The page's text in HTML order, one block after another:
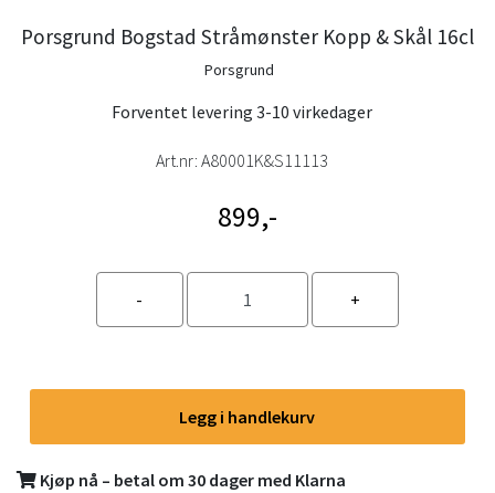
Porsgrund Bogstad Stråmønster Kopp & Skål 16cl
Porsgrund
Forventet levering 3-10 virkedager
Art.nr: A80001K&S11113
899,-
Legg i handlekurv
Kjøp nå – betal om 30 dager med Klarna